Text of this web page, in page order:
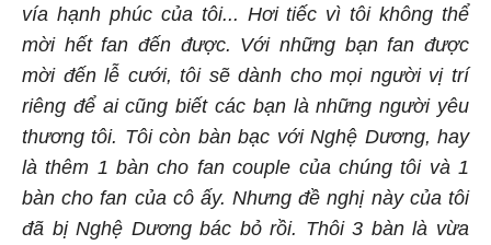
vía hạnh phúc của tôi... Hơi tiếc vì tôi không thể
mời hết fan đến được. Với những bạn fan được
mời đến lễ cưới, tôi sẽ dành cho mọi người vị trí
riêng để ai cũng biết các bạn là những người yêu
thương tôi. Tôi còn bàn bạc với Nghệ Dương, hay
là thêm 1 bàn cho fan couple của chúng tôi và 1
bàn cho fan của cô ấy. Nhưng đề nghị này của tôi
đã bị Nghệ Dương bác bỏ rồi. Thôi 3 bàn là vừa